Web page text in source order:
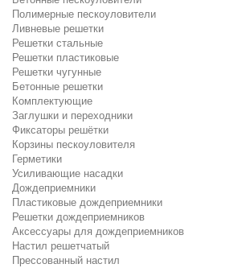
Полимерные пескоуловители
Ливневые решетки
Решетки стальные
Решетки пластиковые
Решетки чугунные
Бетонные решетки
Комплектующие
Заглушки и переходники
Фиксаторы решётки
Корзины пескоуловителя
Герметики
Усиливающие насадки
Дождеприемники
Пластиковые дождеприемники
Решетки дождеприемников
Аксессуары для дождеприемников
Настил решетчатый
Прессованный настил